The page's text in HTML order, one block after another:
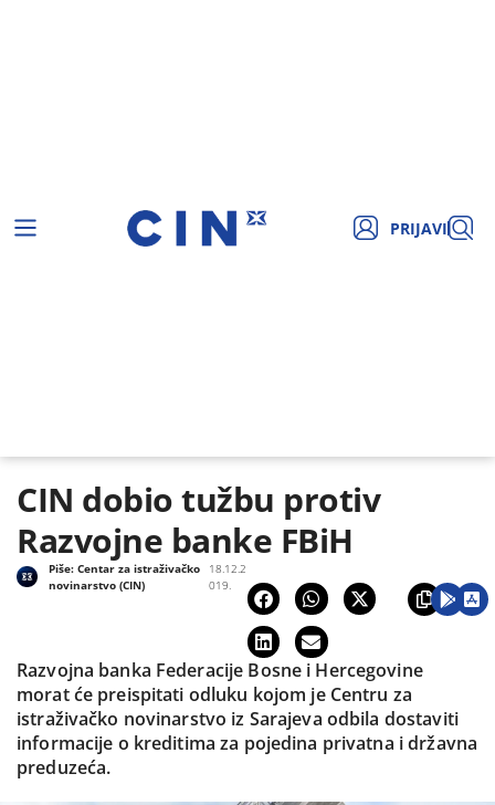
PRIJAVI
CIN dobio tužbu protiv
Razvojne banke FBiH
18.12.2
019.
Piše: Centar za istraživačko
novinarstvo (CIN)
Razvojna banka Federacije Bosne i Hercegovine
morat će preispitati odluku kojom je Centru za
istraživačko novinarstvo iz Sarajeva odbila dostaviti
informacije o kreditima za pojedina privatna i državna
preduzeća.